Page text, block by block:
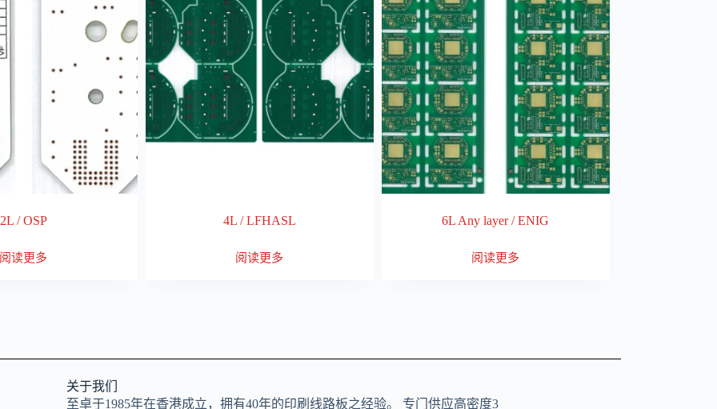
2L / OSP
阅读更多
4L / LFHASL
阅读更多
6L Any layer / ENIG
阅读更多
关于我们
至卓于1985年在香港成立，拥有40年的印刷线路板之经验。 专门供应高密度3